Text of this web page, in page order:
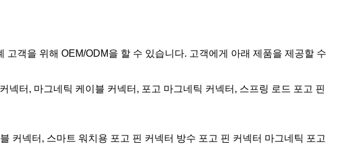
객을 위해 OEM/ODM을 할 수 있습니다. 고객에게 아래 제품을 제공할 수
터, 마그네틱 케이블 커넥터, 포고 마그네틱 커넥터, 스프링 로드 포고 핀
커넥터, 스마트 워치용 포고 핀 커넥터 방수 포고 핀 커넥터 마그네틱 포고